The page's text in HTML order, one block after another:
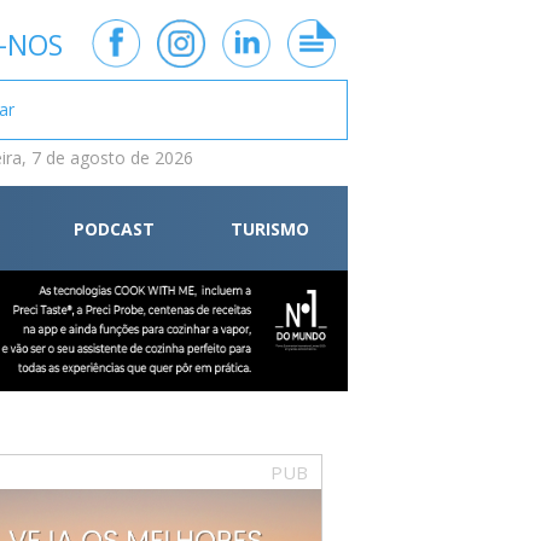
7 de agosto de 2026
PODCAST TURISMO
PUB